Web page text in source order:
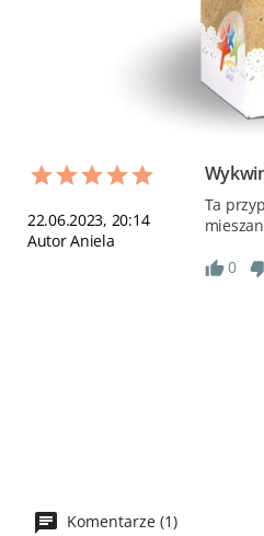
22.06.2023, 20:14
Autor Aniela
Ta
0
Komentarze (1)